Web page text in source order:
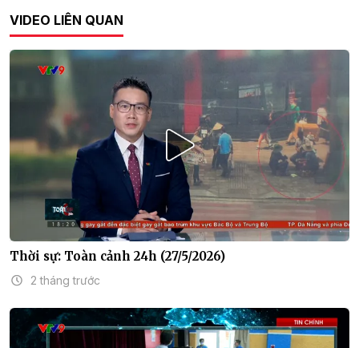
VIDEO LIÊN QUAN
Thời sự: Toàn cảnh 24h (27/5/2026)
2 tháng trước